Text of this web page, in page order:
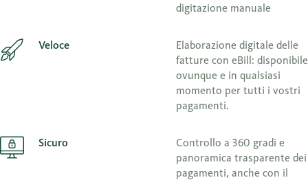
digitazione manuale
Veloce
Elaborazione digitale delle
fatture con eBill: disponibile
ovunque e in qualsiasi
momento per tutti i vostri
pagamenti.
Sicuro
Controllo a 360 gradi e
panoramica trasparente dei
pagamenti, anche con il